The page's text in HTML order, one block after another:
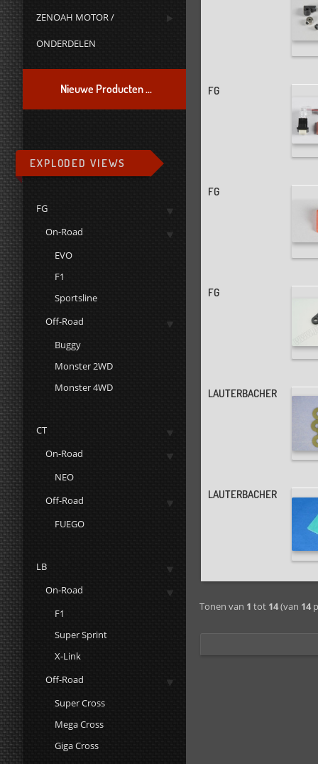
ZENOAH MOTOR /
ONDERDELEN
Nieuwe Producten ...
EXPLODED VIEWS
FG
On-Road
EVO
F1
Sportsline
Off-Road
Buggy
Monster 2WD
Monster 4WD
CT
On-Road
NEO
Off-Road
FUEGO
LB
On-Road
F1
Super Sprint
X-Link
Off-Road
Super Cross
Mega Cross
Giga Cross
FG
FG
FG
LAUTERBACHER
LAUTERBACHER
Tonen van 1 tot 14(van 14